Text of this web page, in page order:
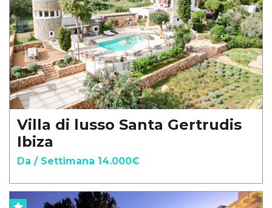
Villa di lusso Santa Gertrudis
Ibiza
Da / Settimana 14.000€